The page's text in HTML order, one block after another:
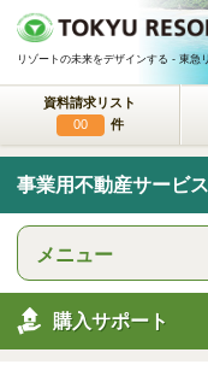
リゾートの未来をデザインする - 東急
資料請求リスト
00
件
事業用不動産サービス
メニュー
購入サポート
買いた
新規・新
中古物件
一戸建て/マ
東急ハー
会員制リゾー